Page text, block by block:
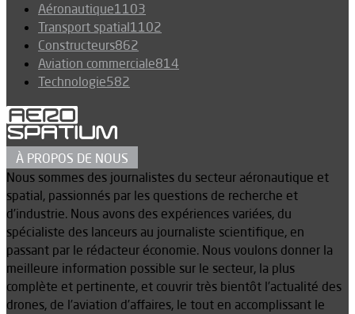
Aéronautique1103
Transport spatial1102
Constructeurs862
Aviation commerciale814
Technologie582
À PROPOS DE NOUS
Nous sommes des journalistes du secteur aéronautique et
spatial, passionnés par les questions de recherche et
d’industrie. Nous avons des expériences variées, du
spécialiste des lanceurs au journaliste scientifique, en
passant par le rédacteur économie. Nous voulons donner la
meilleure information possible sur le secteur, la plus
complète et pertinente, et couvrir très bientôt l’actualité des
drones, de l’aviation d’affaires, le tout en accomplissant le